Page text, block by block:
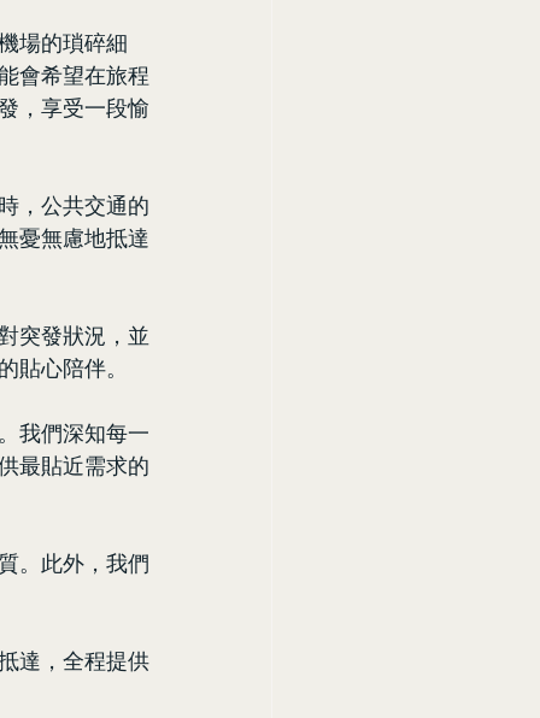
場的瑣碎細
會希望在旅程
，享受一段愉
，公共交通的
憂無慮地抵達
突發狀況，並
貼心陪伴。
我們深知每一
最貼近需求的
。此外，我們
達，全程提供